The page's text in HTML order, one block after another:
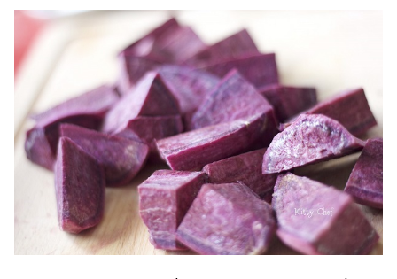
ติดต่อ
โฆษณา
แจ้ง
ปัญหา
ร่วม
งาน
กับ